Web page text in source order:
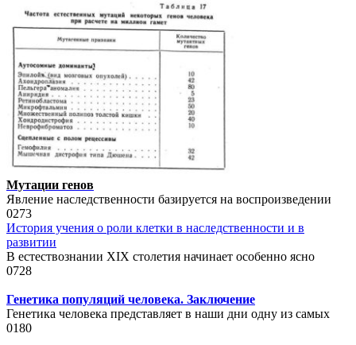
Мутации генов
Явление наследственности базируется на воспроизведении
0273
История учения о роли клетки в наследственности и в
развитии
В естествознании XIX столетия начинает особенно ясно
0728
Генетика популяций человека. Заключение
Генетика человека представляет в наши дни одну из самых
0180